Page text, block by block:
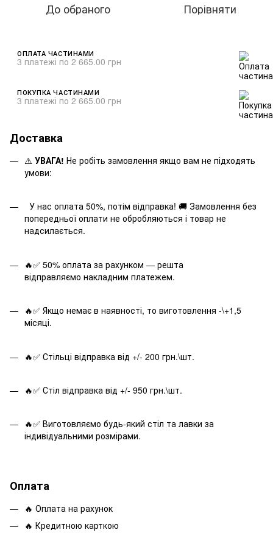
До обраного Порівняти
ОПЛАТА ЧАСТИНАМИ
3 платежі по 2 665.00 грн
ПОКУПКА ЧАСТИНАМИ
3 платежі по 2 665.00 грн
Доставка
⚠️ УВАГА! Не робіть замовлення якщо вам не підходять
умови:
У нас оплата 50%, потім відправка! 🚚 Замовлення без
попередньої оплати не обробляються і товар не
надсилається.
🔥✅ 50% оплата за рахунком — решта
відправляємо накладним платежем.
🔥✅ Якщо немає в наявності, то виготовлення -\+1,5
місяці.
🔥✅ Стільці відправка від +/- 200 грн.\шт.
🔥✅ Стіл відправка від +/- 950 грн.\шт.
🔥✅ Виготовляємо будь-який стіл та лавки за
індивідуальними розмірами.
Оплата
🔥 Оплата на рахунок
🔥 Кредитною карткою